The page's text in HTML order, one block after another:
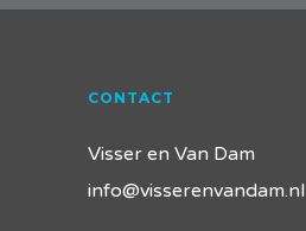
CONTACT
Visser en Van Dam
info@visserenvandam.nl